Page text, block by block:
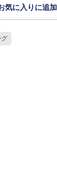
気に入りに追加
グ